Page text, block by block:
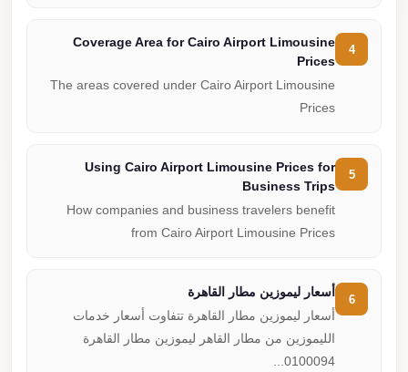
Coverage Area for Cairo Airport Limousine
Prices
The areas covered under Cairo Airport Limousine
Prices
Using Cairo Airport Limousine Prices for
Business Trips
How companies and business travelers benefit
from Cairo Airport Limousine Prices
أسعار ليموزين مطار القاهرة
أسعار ليموزين مطار القاهرة تتفاوت أسعار خدمات
الليموزين من مطار القاهر ليموزين مطار القاهرة
0100094...